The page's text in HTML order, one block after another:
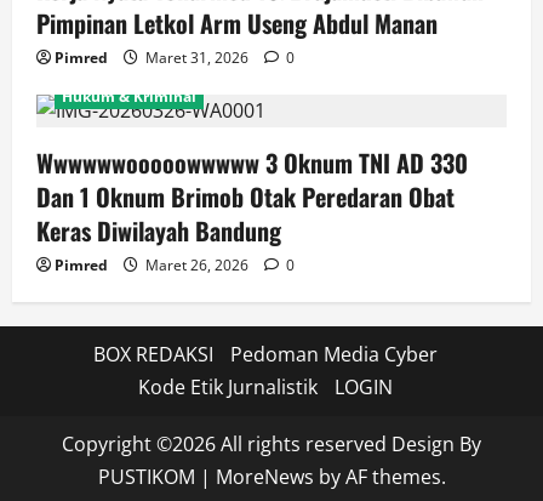
Pimpinan Letkol Arm Useng Abdul Manan
Pimred Maret 31, 2026
0
Hukum & Kriminal
Wwwwwwooooowwwww 3 Oknum TNI AD 330
Dan 1 Oknum Brimob Otak Peredaran Obat
Keras Diwilayah Bandung
Pimred Maret 26, 2026 0
BOX REDAKSI
Pedoman Media Cyber
Kode Etik Jurnalistik
LOGIN
Copyright ©2026 All rights reserved Design By
PUSTIKOM | MoreNews by AF themes.